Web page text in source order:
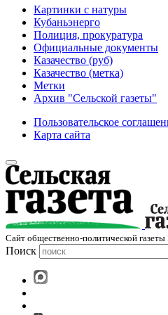
Картинки с натуры
Кубаньэнерго
Полиция, прокуратура
Официальные документы
Казачество (руб)
Казачество (метка)
Метки
Архив "Сельской газеты"
Пользовательское
Карта сайта
Cайт общественно-политической
Поиск